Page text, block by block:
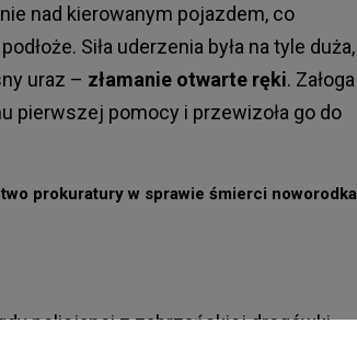
nad kierowanym pojazdem, co
Siła uderzenia była na tyle duża,
uraz – złamanie otwarte ręki. Załoga
pierwszej pomocy i przewizoła go do
prokuratury w sprawie śmierci noworodka
policjanci z zabrzańskiej drogówki